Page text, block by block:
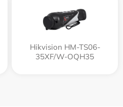
Hikvision HM-TS06-
35XF/W-OQH35